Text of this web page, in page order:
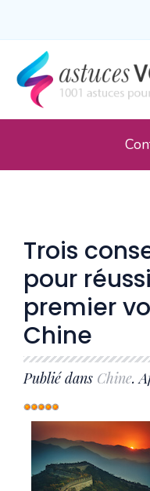
Trois
pour
premier
Chine
Publié dans Chine.
Vote
5